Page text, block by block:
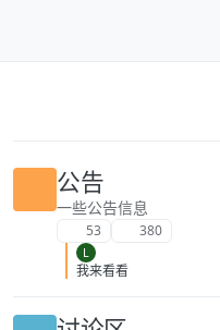
公告
一些公告信息
53 380
L
我来看看